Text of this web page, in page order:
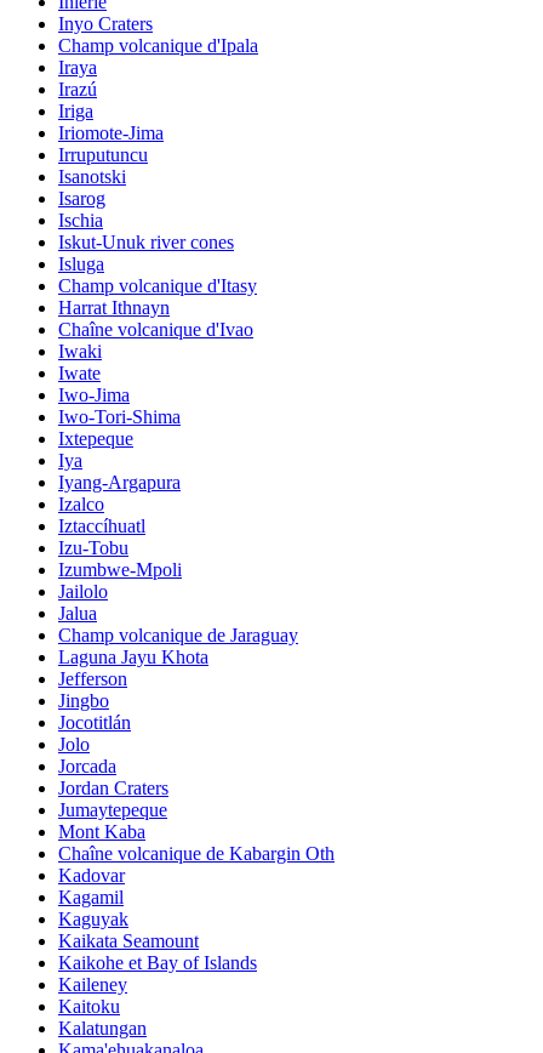
Inyo Craters
Champ volcanique d'Ipala
Iraya
Irazú
Iriga
Iriomote-Jima
Irruputuncu
Isanotski
Isarog
Ischia
Iskut-Unuk river cones
Isluga
Champ volcanique d'Itasy
Harrat Ithnayn
Chaîne volcanique d'Ivao
Iwaki
Iwate
Iwo-Jima
Iwo-Tori-Shima
Ixtepeque
Iya
Iyang-Argapura
Izalco
Iztaccíhuatl
Izu-Tobu
Izumbwe-Mpoli
Jailolo
Jalua
Champ volcanique de Jaraguay
Laguna Jayu Khota
Jefferson
Jingbo
Jocotitlán
Jolo
Jorcada
Jordan Craters
Jumaytepeque
Mont Kaba
Chaîne volcanique de Kabargin Oth
Kadovar
Kagamil
Kaguyak
Kaikata Seamount
Kaikohe et Bay of Islands
Kaileney
Kaitoku
Kalatungan